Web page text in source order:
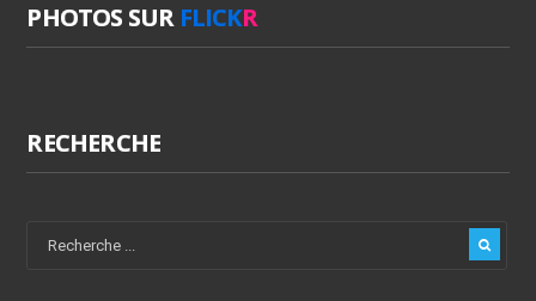
PHOTOS SUR FLICKR
RECHERCHE